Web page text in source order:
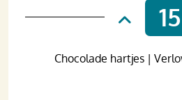
15
Chocolade hartjes |